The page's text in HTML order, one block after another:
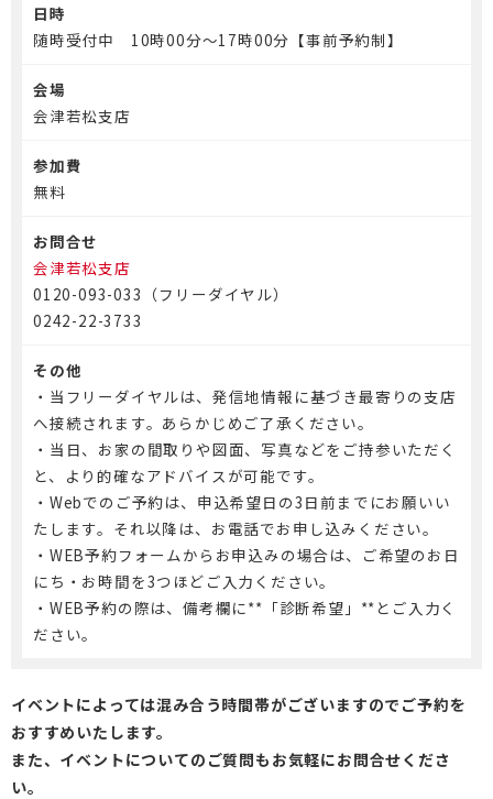
日時
随時受付中 10時00分～17時00分【事前予約制】
会場
会津若松支店
参加費
無料
お問合せ
会津若松支店
0120-093-033（フリーダイヤル）
0242-22-3733
その他
・当フリーダイヤルは、発信地情報に基づき最寄りの支店
へ接続されます。あらかじめご了承ください。
・当日、お家の間取りや図面、写真などをご持参いただく
と、より的確なアドバイスが可能です。
・Webでのご予約は、申込希望日の3日前までにお願いい
たします。それ以降は、お電話でお申し込みください。
・WEB予約フォームからお申込みの場合は、ご希望のお日
にち・お時間を3つほどご入力ください。
・WEB予約の際は、備考欄に**「診断希望」**とご入力く
ださい。
イベントによっては混み合う時間帯がございますのでご予約を
おすすめいたします。
また、イベントについてのご質問もお気軽にお問合せくださ
い。